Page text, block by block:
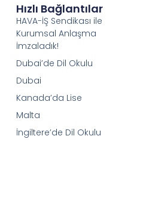
Hızlı Bağlantılar
HAVA-İŞ Sendikası ile
Kurumsal Anlaşma
İmzaladık!
Dubai’de Dil Okulu
Dubai
Kanada’da Lise
Malta
İngiltere’de Dil Okulu